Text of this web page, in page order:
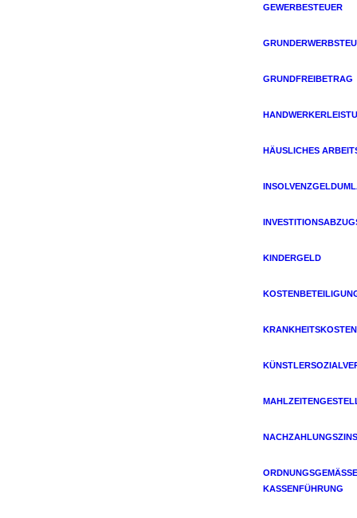
GEWERBESTEUER
GRUNDFREIBETRAG
HÄUSLICHES
KINDERGELD
KRANKHEITSKOSTEN
ORDNUNGSGEMÄSSE K
ASSENFÜHRUNG